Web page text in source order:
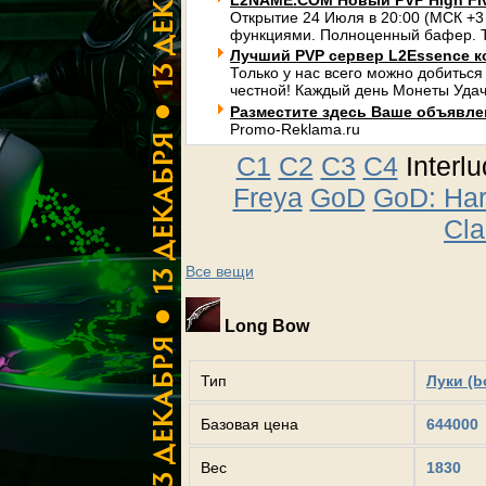
Открытие 24 Июля в 20:00 (МСК
функциями. Полноценный бафер.
Лучший PVP сервер L2Essence
Только у нас всего можно
честной! Каждый день Монеты
Разместите здесь Ваше
Promo-Reklama.ru
C1 C2 C3 C4
Freya GoD GoD:
Все вещи
Long Bow
Тип Луки
Базовая цена 644000
Вес 1830